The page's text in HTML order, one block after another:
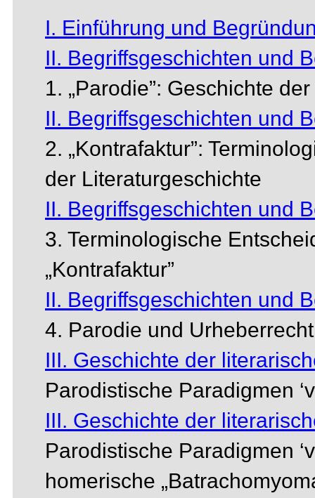
I. Einführung und
II. Begriffsgeschichten und
1. „Parodie”: Geschichte
II. Begriffsgeschichten und
2. „Kontrafaktur”:
der Literaturgeschichte
II. Begriffsgeschichten und
3. Terminologische
„Kontrafaktur”
II. Begriffsgeschichten und
4. Parodie und Urheberrecht
III. Geschichte der
Parodistische Paradigmen
III. Geschichte der
Parodistische Paradigmen
homerische